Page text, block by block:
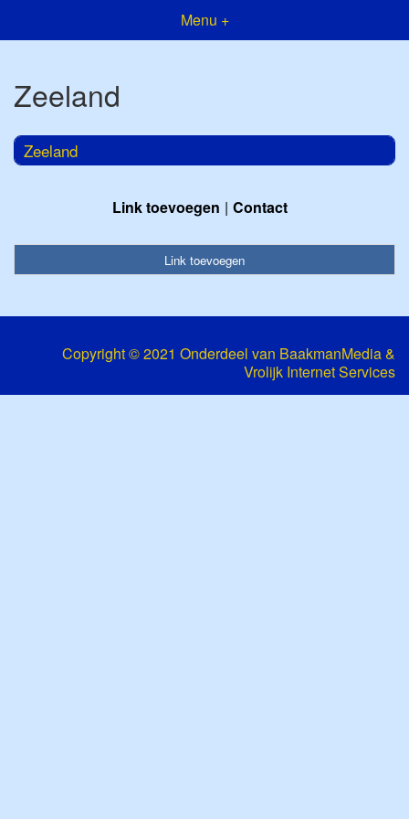
Menu +
Zeeland
Zeeland
Link toevoegen Contact
Link toevoegen
Copyright © 2021 Onderdeel van BaakmanMedia&
Vrolijk Internet Services